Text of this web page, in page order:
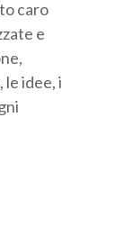
caro
e
le idee, i